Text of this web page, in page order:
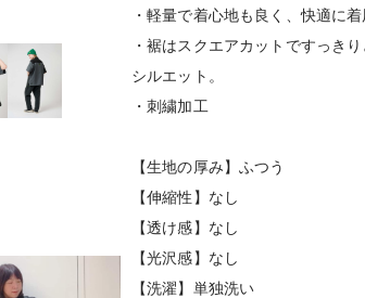
着用サイ
・軽量で着心地も良く、快適に着
・裾はスクエアカットですっき
シルエット。
・刺繍加工
【生地の厚み】ふつう
【伸縮性】なし
【透け感】なし
【光沢感】なし
【洗濯】単独洗い